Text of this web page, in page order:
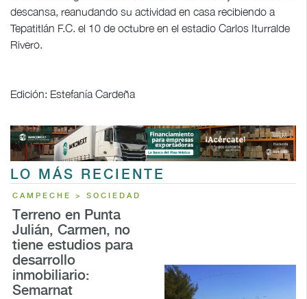
descansa, reanudando su actividad en casa recibiendo a
Tepatitlán F.C. el 10 de octubre en el estadio Carlos Iturralde
Rivero.
Edición: Estefanía Cardeña
LO MÁS RECIENTE
CAMPECHE > SOCIEDAD
Terreno en Punta
Julián, Carmen, no
tiene estudios para
desarrollo
inmobiliario:
Semarnat